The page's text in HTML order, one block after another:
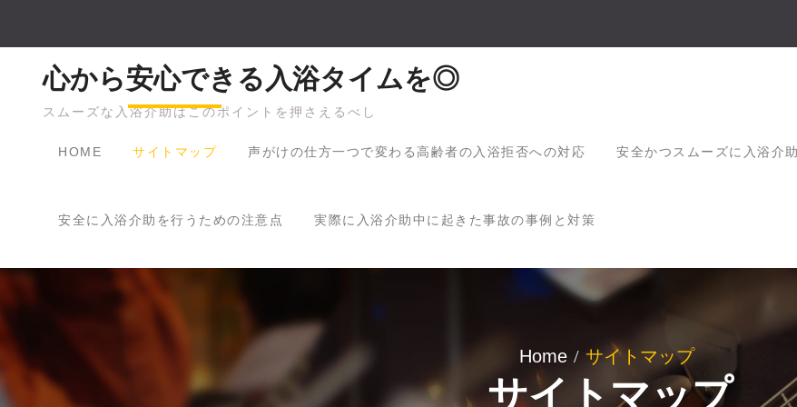
心から安心できる入浴タイムを◎
スムーズな入浴介助はこのポイントを押さえるべし
HOME サイトマップ 声がけの仕方一つで変わる高齢者の入浴拒否への対応 安全かつスムーズに入浴介
安全に入浴介助を行うための注意点 実際に入浴介助中に起きた事故の事例と対策
Home サイトマップ
サイトマップ